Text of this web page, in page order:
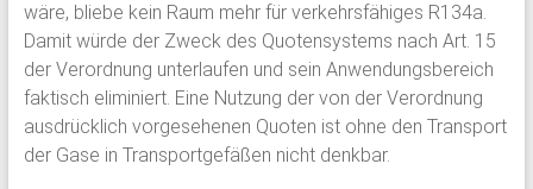
wäre, bliebe kein Raum mehr für verkehrsfähiges R134a.
Damit würde der Zweck des Quotensystems nach Art. 15
der Verordnung unterlaufen und sein Anwendungsbereich
faktisch eliminiert. Eine Nutzung der von der Verordnung
ausdrücklich vorgesehenen Quoten ist ohne den Transport
der Gase in Transportgefäßen nicht denkbar.